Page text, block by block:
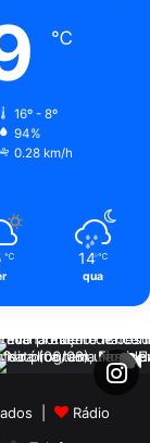
℃
16º - 8º
94%
0.28 km/h
℃ 14 ℃
qua
|
Rádio